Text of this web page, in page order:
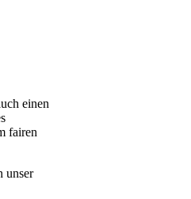
einen
fairen
unser